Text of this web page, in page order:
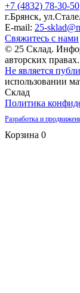
+7 (4832) 78-30-50
г.Брянск,
E-mail: 25-
Свяжитесь с нами
© 25 Склад.
авторских правах.
Не является
использовании
Склад
Политика
Разработка и
Корзина 0